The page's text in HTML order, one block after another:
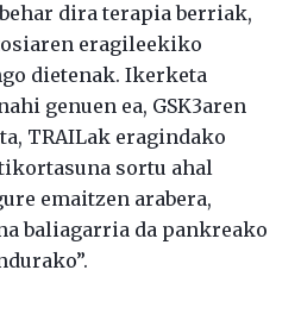
dira terapia berriak,
eragileekiko
dietenak. Ikerketa
genuen ea, GSK3aren
TRAILak eragindako
sortu ahal
emaitzen arabera,
baliagarria da pankreako